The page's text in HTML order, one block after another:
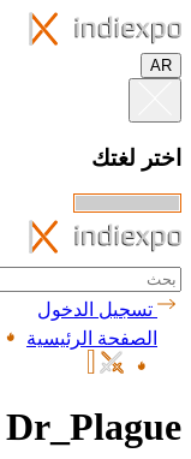
AR
اختر لغتك
تسجيل الدخول
الصفحة الرئيسية
Dr_Plague